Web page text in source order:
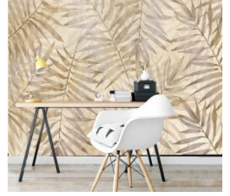
wiele
wariantów.
Opcje
można
wybrać
na
stronie
produktu